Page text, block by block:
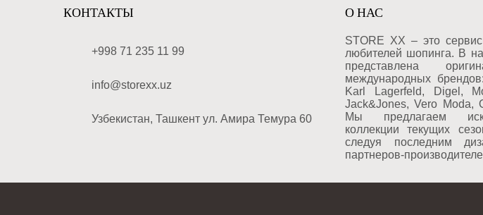
КОНТАКТЫ
+998 71 235 11 99
info@storexx.uz
Узбекистан, Ташкент ул. Амира Темура 60
О НАС
STORE XX – это
любителей шопинга. В
представлена
международных
Karl Lagerfeld, Digel,
Jack&Jones, Vero Moda,
Мы предлагаем
коллекции текущих
следуя последним
партнеров-